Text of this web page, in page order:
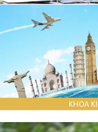
KHOA